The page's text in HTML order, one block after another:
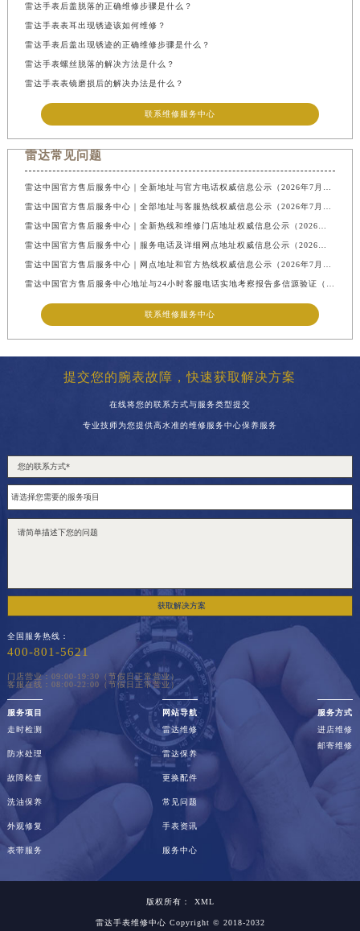
雷达手表后盖脱落的正确维修步骤是什么？
雷达手表表耳出现锈迹该如何维修？
雷达手表后盖出现锈迹的正确维修步骤是什么？
雷达手表螺丝脱落的解决方法是什么？
雷达手表表镜磨损后的解决办法是什么？
联系维修服务中心
雷达常见问题
雷达中国官方售后服务中心｜全新地址与官方电话权威信息公示（2026年7月最新）
雷达中国官方售后服务中心｜全部地址与客服热线权威信息公示（2026年7月最新）
雷达中国官方售后服务中心｜全新热线和维修门店地址权威信息公示（2026年7月最新）
雷达中国官方售后服务中心｜服务电话及详细网点地址权威信息公示（2026年7月最新）
雷达中国官方售后服务中心｜网点地址和官方热线权威信息公示（2026年7月最新）
雷达中国官方售后服务中心地址与24小时客服电话实地考察报告多信源验证（2026年7月最新）
联系维修服务中心
提交您的腕表故障，快速获取解决方案
在线将您的联系方式与服务类型提交
专业技师为您提供高水准的维修服务中心保养服务
获取解决方案
全国服务热线：
400-801-5621
门店营业：09:00-19:30（节假日正常营业）
客服在线：08:00-22:00（节假日正常营业）
服务项目
走时检测
防水处理
故障检查
洗油保养
外观修复
表带服务
网站导航
雷达维修
雷达保养
更换配件
常见问题
手表资讯
服务中心
服务方式
进店维修
邮寄维修
版权所有： XML
雷达手表维修中心 Copyright © 2018-2032